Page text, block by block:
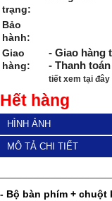
trạng:
Bảo
hành:
Giao
hàng:
- Giao hàng
- Thanh
tiết xem tại đây
Hết hàng
HÌNH ẢNH
MÔ TẢ CHI TIẾT
- Bộ bàn phím + chuột